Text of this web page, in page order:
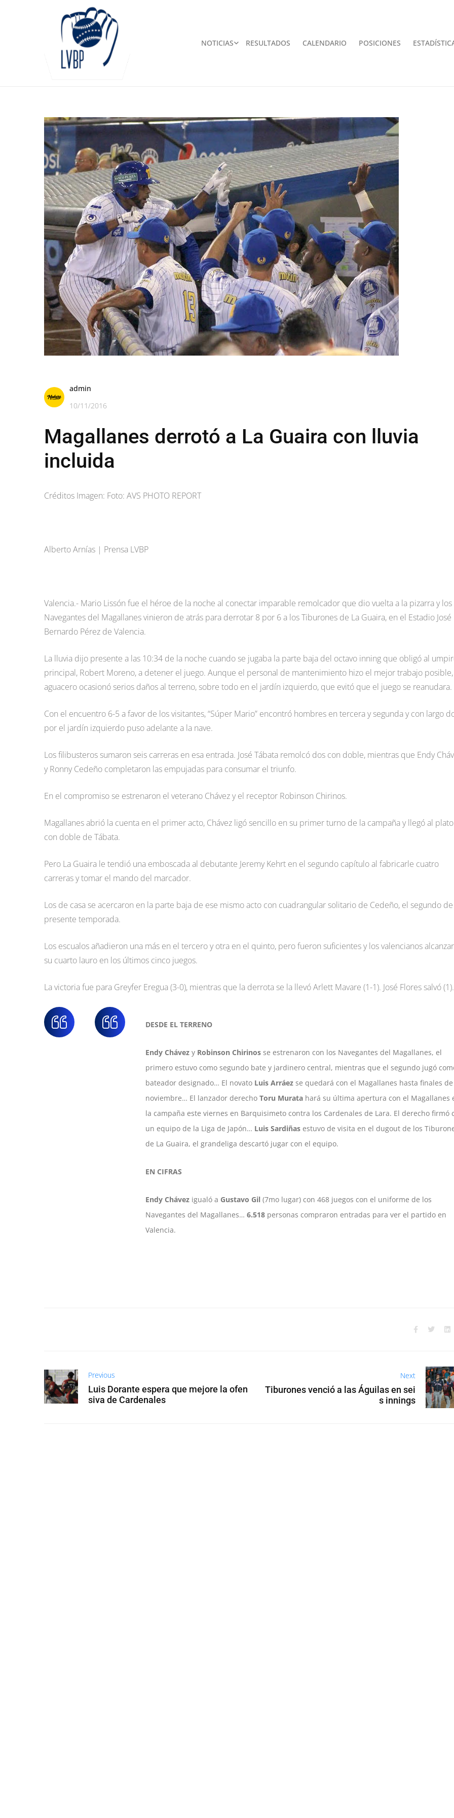
NOTICIAS RESULTADOS CALENDARIO POSICIONES
admin
10/11/2016
Magallanes derrotó a La Guaira con lluvia
incluida
Créditos Imagen: Foto: AVS PHOTO REPORT
Alberto Arnías | Prensa LVBP
Valencia.- Mario Lissón fue el héroe de la noche al conectar imparable remolcador que dio vuelta a la pizarra y los
Navegantes del Magallanes vinieron de atrás para derrotar 8 por 6 a los Tiburones de La Guaira, en el Estadio José
Bernardo Pérez de Valencia.
La lluvia dijo presente a las 10:34 de la noche cuando se jugaba la parte baja del octavo inning que obligó al
principal, Robert Moreno, a detener el juego. Aunque el personal de mantenimiento hizo el mejor trabajo
aguacero ocasionó serios daños al terreno, sobre todo en el jardín izquierdo, que evitó que el juego se reanudara.
Con el encuentro 6-5 a favor de los visitantes, “Súper Mario” encontró hombres en tercera y segunda y con largo
por el jardín izquierdo puso adelante a la nave.
Los filibusteros sumaron seis carreras en esa entrada. José Tábata remolcó dos con doble, mientras que Endy
y Ronny Cedeño completaron las empujadas para consumar el triunfo.
En el compromiso se estrenaron el veterano Chávez y el receptor Robinson Chirinos.
Magallanes abrió la cuenta en el primer acto, Chávez ligó sencillo en su primer turno de la campaña y llegó al plato
con doble de Tábata.
Pero La Guaira le tendió una emboscada al debutante Jeremy Kehrt en el segundo capítulo al fabricarle cuatro
carreras y tomar el mando del marcador.
Los de casa se acercaron en la parte baja de ese mismo acto con cuadrangular solitario de Cedeño, el segundo
presente temporada.
Los escualos añadieron una más en el tercero y otra en el quinto, pero fueron suficientes y los valencianos
su cuarto lauro en los últimos cinco juegos.
La victoria fue para Greyfer Eregua (3-0), mientras que la derrota se la llevó Arlett Mavare (1-1). José Flores salvó (1).
DESDE EL TERRENO
Endy Chávez y Robinson Chirinos se estrenaron con los Navegantes del Magallanes, el
primero estuvo como segundo bate y jardinero central, mientras que el segundo jugó
bateador designado… El novato Luis Arráez se quedará con el Magallanes hasta finales de
noviembre… El lanzador derecho Toru Murata hará su última apertura con el Magallanes
la campaña este viernes en Barquisimeto contra los Cardenales de Lara. El derecho firmó
un equipo de la Liga de Japón… Luis Sardiñas estuvo de visita en el dugout de los
de La Guaira, el grandeliga descartó jugar con el equipo.
EN CIFRAS
Endy Chávez igualó a Gustavo Gil (7mo lugar) con 468 juegos con el uniforme de los
Navegantes del Magallanes… 6.518 personas compraron entradas para ver el partido en
Valencia.
Previous
Luis Dorante espera que mejore la ofen
siva de Cardenales
Next
Tiburones venció a las Águilas en sei
s innings